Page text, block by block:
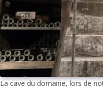
La cave du domaine, lors de